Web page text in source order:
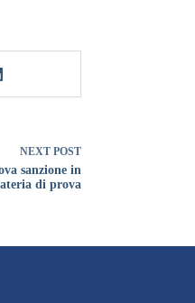
NEXT POST
sanzione in
di prova